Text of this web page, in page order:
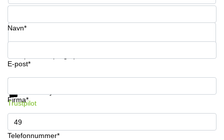
2 Eidsvoll
Telefonnummer*
Navn*
E-post*
Firma*
Telefonnummer*
Få informasjon og priser
Trustpilot